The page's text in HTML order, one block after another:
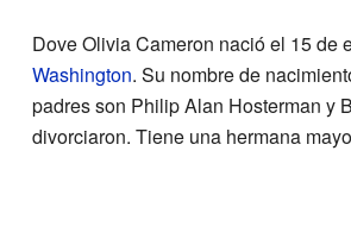
Dove Olivia Cameron nació el 15 de
Washington. Su nombre de
padres son Philip Alan Hosterman y
divorciaron. Tiene una hermana